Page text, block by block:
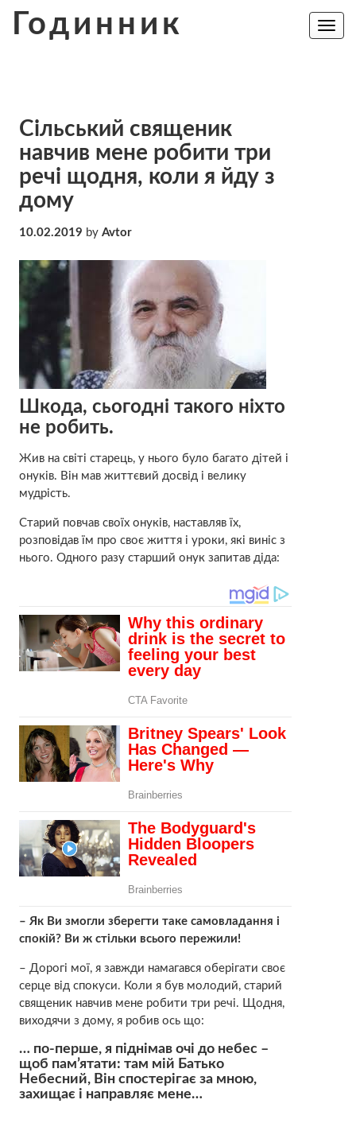
Годинник
Toggle
Сільський священик
навчив мене робити три
речі щодня, коли я йду з
дому
10.02.2019 by Avtor
Шкода, сьогодні такого ніхто
не робить.
Жив на світі старець, у нього було багато дітей і
онуків. Він мав життєвий досвід і велику
мудрість.
Старий повчав своїх онуків, наставляв їх,
розповідав їм про своє життя і уроки, які виніс з
нього. Одного разу старший онук запитав діда:
– Як Ви змогли зберегти таке самовладання і
спокій? Ви ж стільки всього пережили!
– Дорогі мої, я завжди намагався оберігати своє
серце від спокуси. Коли я був молодий, старий
священик навчив мене робити три речі. Щодня,
виходячи з дому, я робив ось що:
… по-перше, я піднімав очі до небес –
щоб пам’ятати: там мій Батько
Небесний, Він спостерігає за мною,
захищає і направляє мене…